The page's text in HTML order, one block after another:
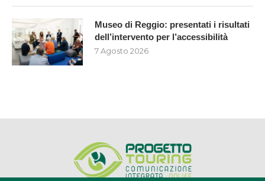
Museo di Reggio: presentati i risultati
dell’intervento per l’accessibilità
7 Agosto 2026